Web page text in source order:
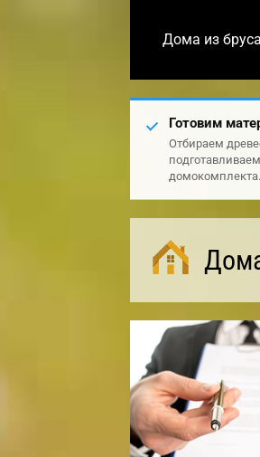
Дома из бруса
Готовим
Отбираем
домокомплекта.